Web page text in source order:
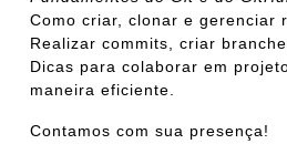
Como criar, clonar e gerenciar
Realizar commits, criar
Dicas para colaborar em
maneira eficiente.
Contamos com sua presença!